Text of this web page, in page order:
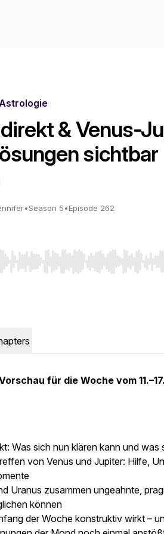
& Venus-
sichtbar
•Season 5•Episode 262
Right to seek, Home/End to jump
für die Woche vom
Was sich nun klären kann und was
von Venus und Jupiter: Hilfe,
Uranus zusammen ungeahnte,
können
der Woche konstruktiv wirkt –